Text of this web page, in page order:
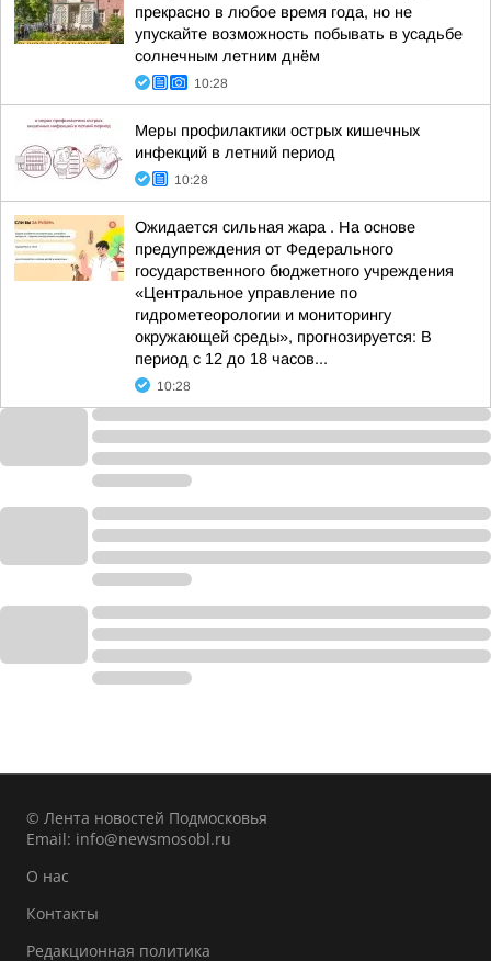
прекрасно в любое время года, но не
упускайте возможность побывать в усадьбе
солнечным летним днём
10:28
Меры профилактики острых кишечных
инфекций в летний период
10:28
Ожидается сильная жара . На основе
предупреждения от Федерального
государственного бюджетного учреждения
«Центральное управление по
гидрометеорологии и мониторингу
окружающей среды», прогнозируется: В
период с 12 до 18 часов...
10:28
© Лента новостей Подмосковья
Email: info@newsmosobl.ru
О нас
Контакты
Редакционная политика